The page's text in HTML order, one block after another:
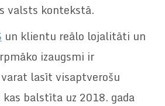
valsts kontekstā.
un klientu reālo lojalitāti un
izaugsmi ir
lasīt visaptverošu
balstīta uz 2018. gada